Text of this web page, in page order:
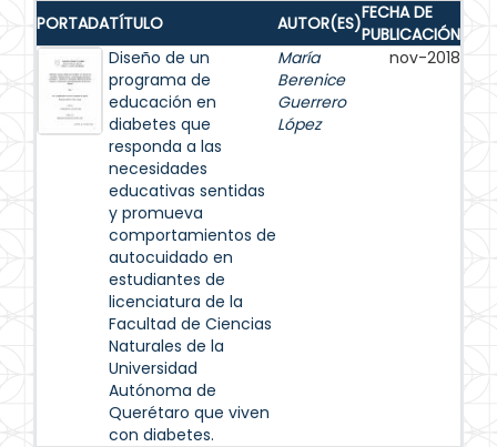
PORTADATÍTULO AUTOR(ES)FECHA DE
PUBLICACIÓN
Diseño de un
programa de
educación en
diabetes que
responda a las
necesidades
educativas sentidas
y promueva
comportamientos de
autocuidado en
estudiantes de
licenciatura de la
Facultad de Ciencias
Naturales de la
Universidad
Autónoma de
Querétaro que viven
con diabetes.
María
Berenice
Guerrero
López
nov-2018